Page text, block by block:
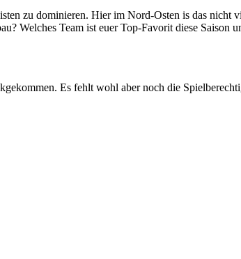
zu dominieren. Hier im Nord-Osten is das nicht
Welches Team ist euer Top-Favorit diese Saison
Es fehlt wohl aber noch die